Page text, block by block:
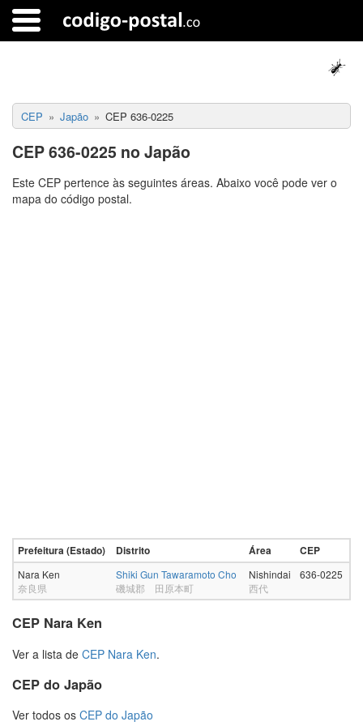
CEP Japão CEP 636-0225
CEP 636-0225 no Japão
Este CEP pertence às seguintes áreas. Abaixo você pode ver o
mapa do código postal.
Prefeitura (Estado) Distrito Área CEP
Nara Ken
奈良県
Shiki Gun Tawaramoto Cho
磯城郡 田原本町
Nishindai
西代
636-0225
CEP Nara Ken
Ver a lista de CEP Nara Ken.
CEP do Japão
Ver todos os CEP do Japão